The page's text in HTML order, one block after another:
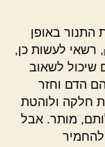
התנור באופן
, רשאי לעשות כן,
שיכול לשאוב
הדם וחזר
חלקה ולוהטת
מותר. אבל